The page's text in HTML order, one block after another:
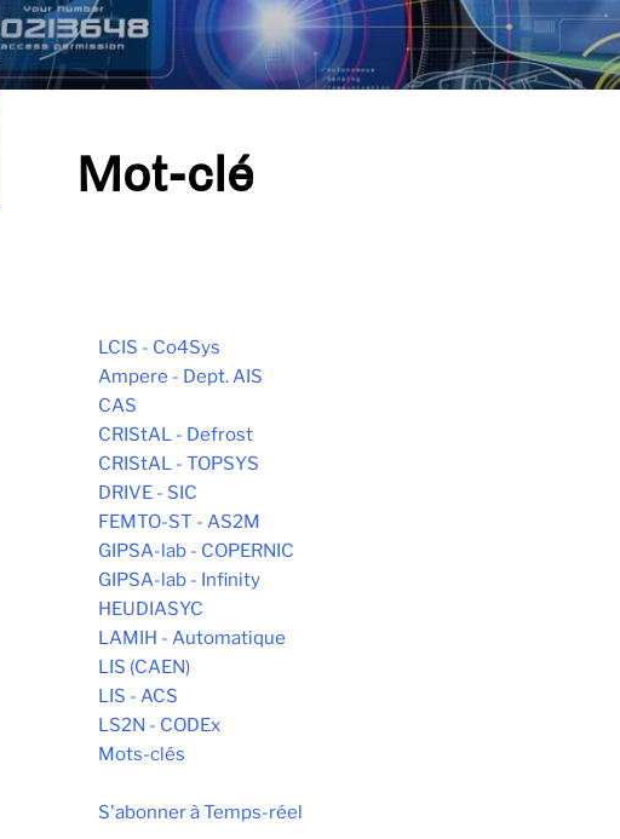
Mot-clé
LCIS - Co4Sys
Ampere - Dept. AIS
CAS
CRIStAL - Defrost
CRIStAL - TOPSYS
DRIVE - SIC
FEMTO-ST - AS2M
GIPSA-lab - COPERNIC
GIPSA-lab - Infinity
HEUDIASYC
LAMIH - Automatique
LIS (CAEN)
LIS - ACS
LS2N - CODEx
Mots-clés
S'abonner à Temps-réel